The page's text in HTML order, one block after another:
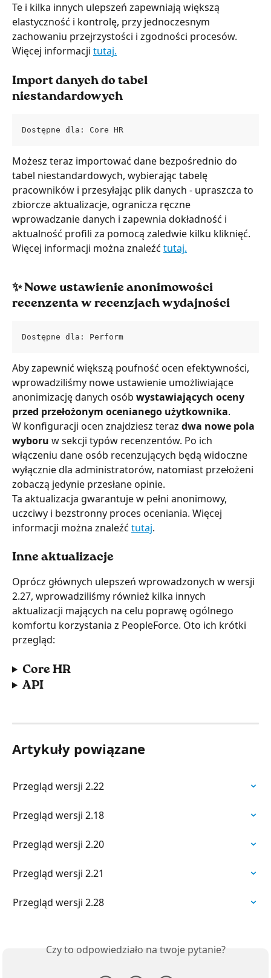
Te i kilka innych ulepszeń zapewniają większą
elastyczność i kontrolę, przy jednoczesnym
zachowaniu przejrzystości i zgodności procesów.
Więcej informacji tutaj.
Import danych do tabel
niestandardowych
Dostępne dla: Core HR
Możesz teraz importować dane bezpośrednio do
tabel niestandardowych, wybierając tabelę
pracowników i przesyłając plik danych - upraszcza to
zbiorcze aktualizacje, ogranicza ręczne
wprowadzanie danych i zapewnia dokładność i
aktualność profili za pomocą zaledwie kilku kliknięć.
Więcej informacji można znaleźć tutaj.
✨ Nowe ustawienie anonimowości
recenzenta w recenzjach wydajności
Dostępne dla: Perform
Aby zapewnić większą poufność ocen efektywności,
wprowadziliśmy nowe ustawienie umożliwiające
anonimizację danych osób wystawiających oceny
przed przełożonym ocenianego użytkownika.
W konfiguracji ocen znajdziesz teraz dwa nowe pola
wyboru w sekcji typów recenzentów. Po ich
włączeniu dane osób recenzujących będą widoczne
wyłącznie dla administratorów, natomiast przełożeni
zobaczą jedynie przesłane opinie.
Ta aktualizacja gwarantuje w pełni anonimowy,
uczciwy i bezstronny proces oceniania. Więcej
informacji można znaleźć tutaj.
Inne aktualizacje
Oprócz głównych ulepszeń wprowadzonych w wersji
2.27, wprowadziliśmy również kilka innych
aktualizacji mających na celu poprawę ogólnego
komfortu korzystania z PeopleForce. Oto ich krótki
przegląd:
Core HR
API
Artykuły powiązane
Przegląd wersji 2.22
Przegląd wersji 2.18
Przegląd wersji 2.20
Przegląd wersji 2.21
Przegląd wersji 2.28
Czy to odpowiedziało na twoje pytanie?